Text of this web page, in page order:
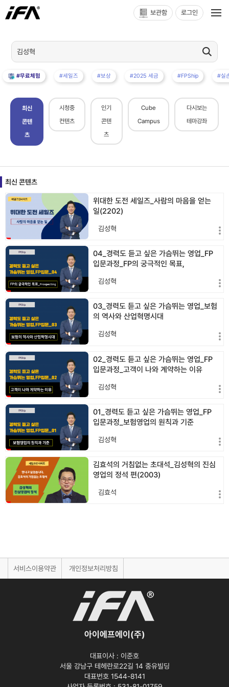
보관함 로그인
#무료체험 #세일즈 #보상 #2025 세금 #FPShip #실
최신
콘텐
츠
시청중
컨텐츠
인기
콘텐
츠
Cube
Campus
다시보는
테마강좌
최신 콘텐츠
위대한 도전 세일즈_사람의 마음을 얻는
일(2202)
김성혁
04_경력도 듣고 싶은 가슴뛰는 영업_FP
입문과정_FP의 궁극적인 목표,
김성혁
03_경력도 듣고 싶은 가슴뛰는 영업_보험
의 역사와 산업혁명시대
김성혁
02_경력도 듣고 싶은 가슴뛰는 영업_FP
입문과정_고객이 나와 계약하는 이유
김성혁
01_경력도 듣고 싶은 가슴뛰는 영업_FP
입문과정_보험영업의 원칙과 기준
김성혁
김효석의 거침없는 초대석_김성혁의 진심
영업의 정석 편(2003)
김효석
서비스이용약관 개인정보처리방침
아이에프에이(주)
대표이사 : 이준호
서울 강남구 테헤란로22길 14 중유빌딩
대표번호 1544-8141